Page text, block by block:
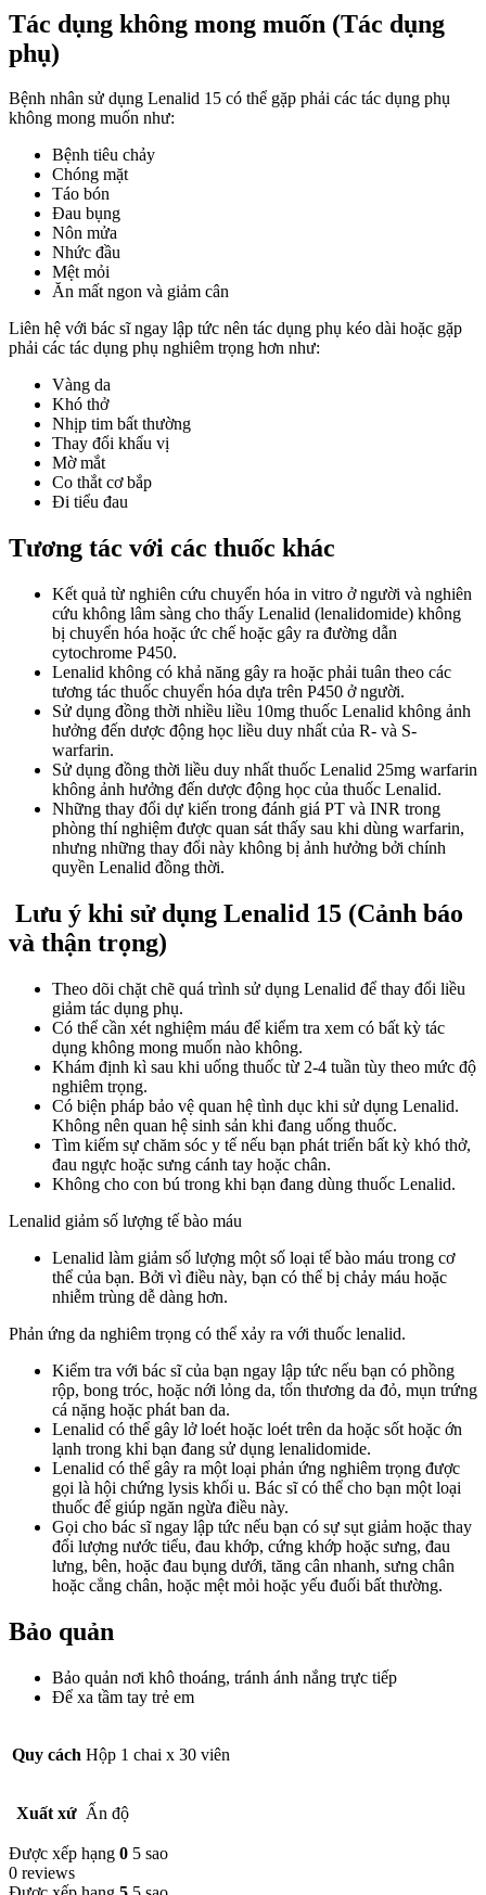
Tác dụng không mong muốn (Tác dụng
phụ)
Bệnh nhân sử dụng Lenalid 15 có thể gặp phải các tác dụng phụ
không mong muốn như:
Bệnh tiêu chảy
Chóng mặt
Táo bón
Đau bụng
Nôn mửa
Nhức đầu
Mệt mỏi
Ăn mất ngon và giảm cân
Liên hệ với bác sĩ ngay lập tức nên tác dụng phụ kéo dài hoặc gặp
phải các tác dụng phụ nghiêm trọng hơn như:
Vàng da
Khó thở
Nhịp tim bất thường
Thay đổi khẩu vị
Mờ mắt
Co thắt cơ bắp
Đi tiểu đau
Tương tác với các thuốc khác
Kết quả từ nghiên cứu chuyển hóa in vitro ở người và nghiên
cứu không lâm sàng cho thấy Lenalid (lenalidomide) không
bị chuyển hóa hoặc ức chế hoặc gây ra đường dẫn
cytochrome P450.
Lenalid không có khả năng gây ra hoặc phải tuân theo các
tương tác thuốc chuyển hóa dựa trên P450 ở người.
Sử dụng đồng thời nhiều liều 10mg thuốc Lenalid không ảnh
hưởng đến dược động học liều duy nhất của R- và S-
warfarin.
Sử dụng đồng thời liều duy nhất thuốc Lenalid 25mg warfarin
không ảnh hưởng đến dược động học của thuốc Lenalid.
Những thay đổi dự kiến trong đánh giá PT và INR trong
phòng thí nghiệm được quan sát thấy sau khi dùng warfarin,
nhưng những thay đổi này không bị ảnh hưởng bởi chính
quyền Lenalid đồng thời.
Lưu ý khi sử dụng Lenalid 15 (Cảnh báo
và thận trọng)
Theo dõi chặt chẽ quá trình sử dụng Lenalid để thay đổi liều
giảm tác dụng phụ.
Có thể cần xét nghiệm máu để kiểm tra xem có bất kỳ tác
dụng không mong muốn nào không.
Khám định kì sau khi uống thuốc từ 2-4 tuần tùy theo mức độ
nghiêm trọng.
Có biện pháp bảo vệ quan hệ tình dục khi sử dụng Lenalid.
Không nên quan hệ sinh sản khi đang uống thuốc.
Tìm kiếm sự chăm sóc y tế nếu bạn phát triển bất kỳ khó thở,
đau ngực hoặc sưng cánh tay hoặc chân.
Không cho con bú trong khi bạn đang dùng thuốc Lenalid.
Lenalid giảm số lượng tế bào máu
Lenalid làm giảm số lượng một số loại tế bào máu trong cơ
thể của bạn. Bởi vì điều này, bạn có thể bị chảy máu hoặc
nhiễm trùng dễ dàng hơn.
Phản ứng da nghiêm trọng có thể xảy ra với thuốc lenalid.
Kiểm tra với bác sĩ của bạn ngay lập tức nếu bạn có phồng
rộp, bong tróc, hoặc nới lỏng da, tổn thương da đỏ, mụn trứng
cá nặng hoặc phát ban da.
Lenalid có thể gây lở loét hoặc loét trên da hoặc sốt hoặc ớn
lạnh trong khi bạn đang sử dụng lenalidomide.
Lenalid có thể gây ra một loại phản ứng nghiêm trọng được
gọi là hội chứng lysis khối u. Bác sĩ có thể cho bạn một loại
thuốc để giúp ngăn ngừa điều này.
Gọi cho bác sĩ ngay lập tức nếu bạn có sự sụt giảm hoặc thay
đổi lượng nước tiểu, đau khớp, cứng khớp hoặc sưng, đau
lưng, bên, hoặc đau bụng dưới, tăng cân nhanh, sưng chân
hoặc cẳng chân, hoặc mệt mỏi hoặc yếu đuối bất thường.
Bảo quản
Bảo quản nơi khô thoáng, tránh ánh nắng trực tiếp
Để xa tầm tay trẻ em
Quy cách Hộp 1 chai x 30 viên
Xuất xứ Ấn độ
Được xếp hạng 0 5 sao
0 reviews